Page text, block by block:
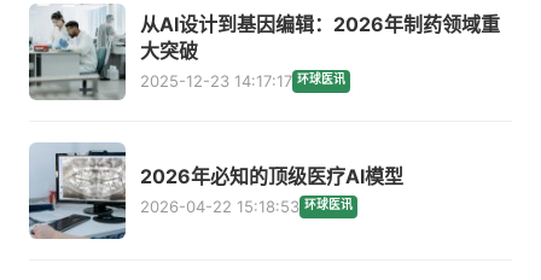
从AI设计到基因编辑：2026年制药领域重
大突破
2025-12-23 14:17:17 环球医讯
2026年必知的顶级医疗AI模型
2026-04-22 15:18:53 环球医讯